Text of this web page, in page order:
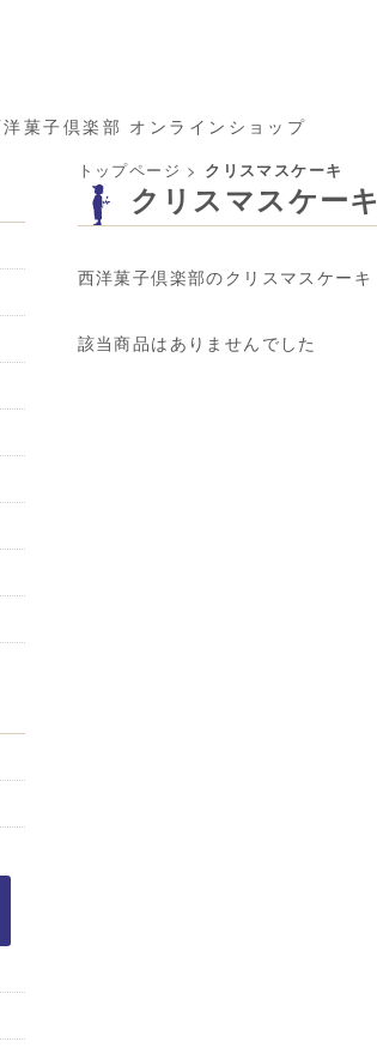
洋菓子倶楽部 オンラインショップ
トップページ > クリスマスケーキ
クリスマスケーキ
西洋菓子倶楽部のクリスマスケーキ
該当商品はありませんでした